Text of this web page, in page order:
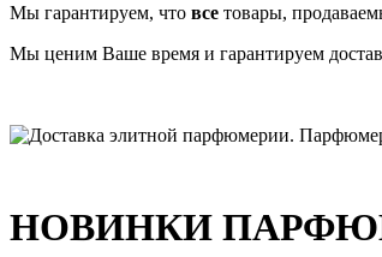
Мы гарантируем, что все товары,
Мы ценим Ваше время и гарантируем
НОВИНКИ